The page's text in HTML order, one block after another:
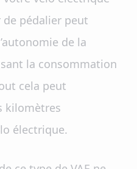
de pédalier peut
de la
la consommation
cela peut
kilomètres
électrique.